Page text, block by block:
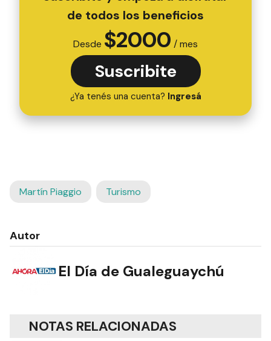
de todos los beneficios
Desde $2000 / mes
Suscribite
¿Ya tenés una cuenta? Ingresá
Martín Piaggio Turismo
Autor
El Día de Gualeguaychú
NOTAS RELACIONADAS